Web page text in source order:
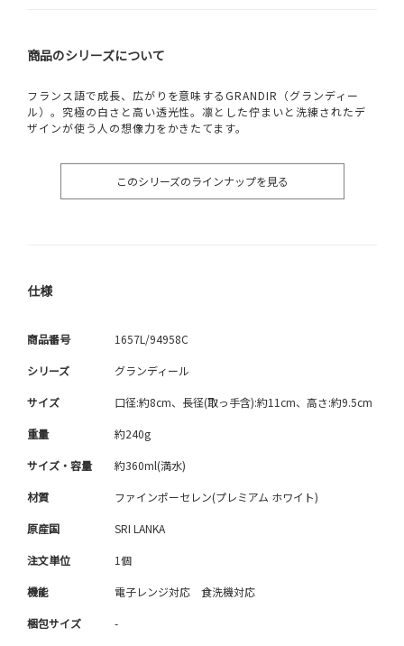
商品のシリーズについて
フランス語で成長、広がりを意味するGRANDIR（グランディー
ル）。究極の白さと高い透光性。凛とした佇まいと洗練されたデ
ザインが使う人の想像力をかきたてます。
このシリーズのラインナップを見る
仕様
商品番号 1657L/94958C
シリーズ グランディール
サイズ 口径:約8cm、長径(取っ手含):約11cm、高さ:約9.5cm
重量 約240g
サイズ・容量 約360ml(満水)
材質 ファインポーセレン(プレミアム ホワイト)
原産国 SRI LANKA
注文単位 1個
機能 電子レンジ対応 食洗機対応
梱包サイズ -